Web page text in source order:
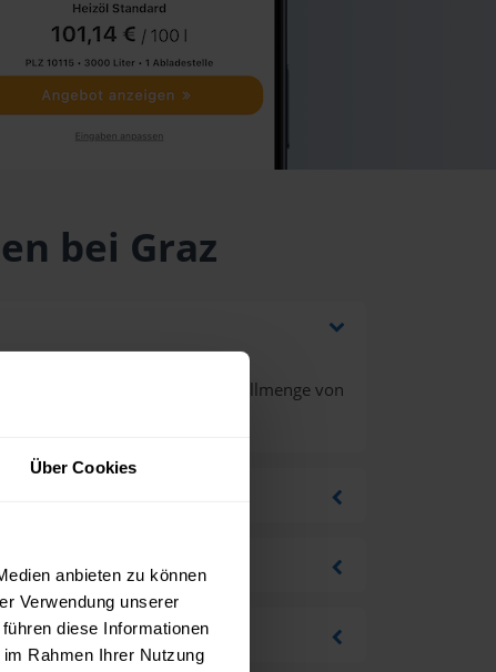
Über Cookies
anbieten zu können
Verwendung unserer
diese Informationen
Rahmen Ihrer Nutzung
bei Graz
Mehrwertsteuer bei einer Bestellmenge von